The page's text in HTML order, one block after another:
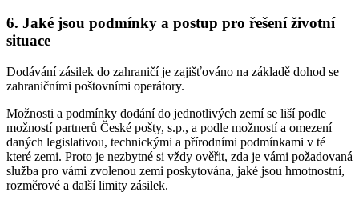
6. Jaké jsou podmínky a postup pro řešení životní
situace
Dodávání zásilek do zahraničí je zajišťováno na základě dohod se
zahraničními poštovními operátory.
Možnosti a podmínky dodání do jednotlivých zemí se liší podle
možností partnerů České pošty, s.p., a podle možností a omezení
daných legislativou, technickými a přírodními podmínkami v té
které zemi. Proto je nezbytné si vždy ověřit, zda je vámi požadovaná
služba pro vámi zvolenou zemi poskytována, jaké jsou hmotnostní,
rozměrové a další limity zásilek.